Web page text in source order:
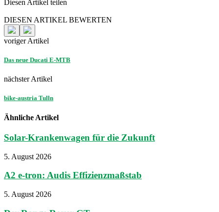
Diesen Artikel teilen
DIESEN ARTIKEL BEWERTEN
voriger Artikel
Das neue Ducati E-MTB
nächster Artikel
bike-austria Tulln
Ähnliche Artikel
Solar-Krankenwagen für die Zukunft
5. August 2026
A2 e-tron: Audis Effizienzmaßstab
5. August 2026